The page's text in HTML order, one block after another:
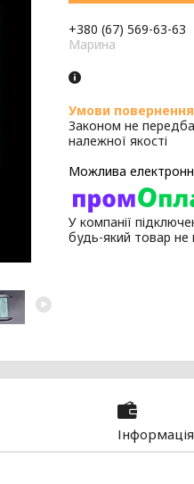
+380 (67) 569-63-63
Марина
Законом не
належної якості
У компанії
будь-який товар не